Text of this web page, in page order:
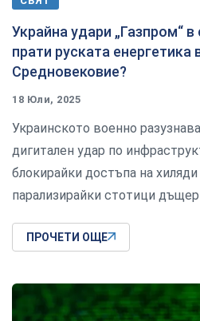
Украйна удари „Газпром“
прати руската енергетика
Средновековие?
18 Юли, 2025
Украинското военно
дигитален удар по
блокирайки достъпа на
парализирайки стотици
ПРОЧЕТИ ОЩЕ